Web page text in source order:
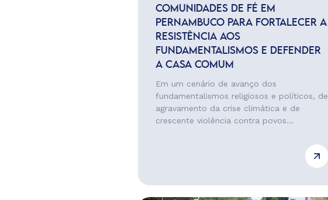
COMUNIDADES DE FÉ EM
PERNAMBUCO PARA FORTALECER A
RESISTÊNCIA AOS
FUNDAMENTALISMOS E DEFENDER
A CASA COMUM
Em um cenário de avanço dos
fundamentalismos religiosos e políticos, de
agravamento da crise climática e de
crescente violência contra povos...